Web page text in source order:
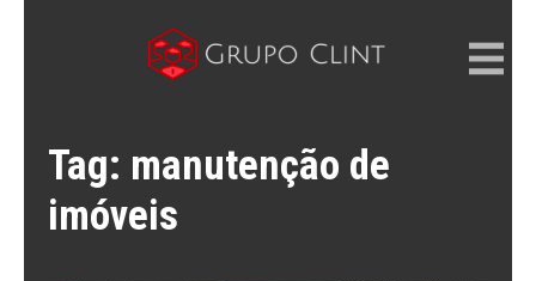
Tag: manutenção de
imóveis